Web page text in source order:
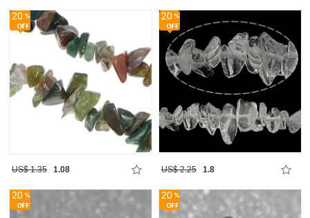
20
US$ 1.35 1.08
20
US$ 2.25 1.8
20 20